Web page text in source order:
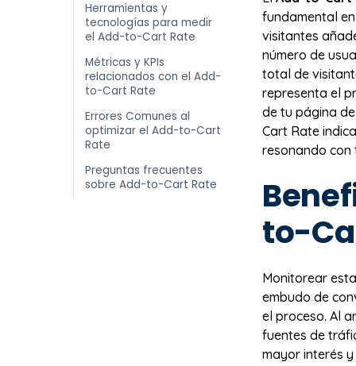
Herramientas y
tecnologías para medir
el Add-to-Cart Rate
Métricas y KPIs
relacionados con el Add-
to-Cart Rate
Errores Comunes al
optimizar el Add-to-Cart
Rate
Preguntas frecuentes
sobre Add-to-Cart Rate
fundamental
visitantes
número de
total de
representa el
de tu página
Cart Rate
resonando con
to-
Monitorear
embudo de
el proceso. Al
fuentes de
mayor interés